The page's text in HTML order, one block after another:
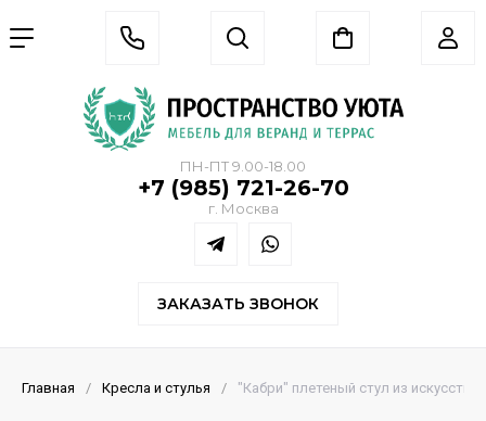
ПН-ПТ 9.00-18.00
+7 (985) 721-26-70
г. Москва
ЗАКАЗАТЬ ЗВОНОК
Главная / Кресла и стулья / "Кабри" плетеный стул из